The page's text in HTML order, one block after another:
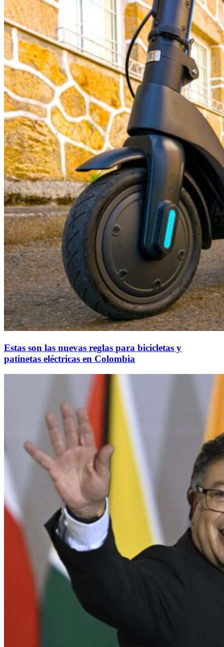
Estas son las nuevas reglas para bicicletas y
patinetas eléctricas en Colombia